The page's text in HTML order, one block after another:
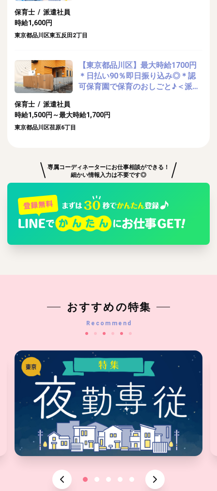
保育士 / 派遣社員
時給1,600円
東京都品川区東五反田2丁目
【東京都品川区】最大時給1700円
＊日払い90％即日振り込み◎＊認
可保育園で保育のおしごと♪＜派遣
保育士 / 派遣社員
時給1,500円～最大時給1,700円
東京都品川区荏原6丁目
専属コーディネーターにお仕事相談ができる！
細かい情報入力は不要です◎
おすすめの特集
Recommend